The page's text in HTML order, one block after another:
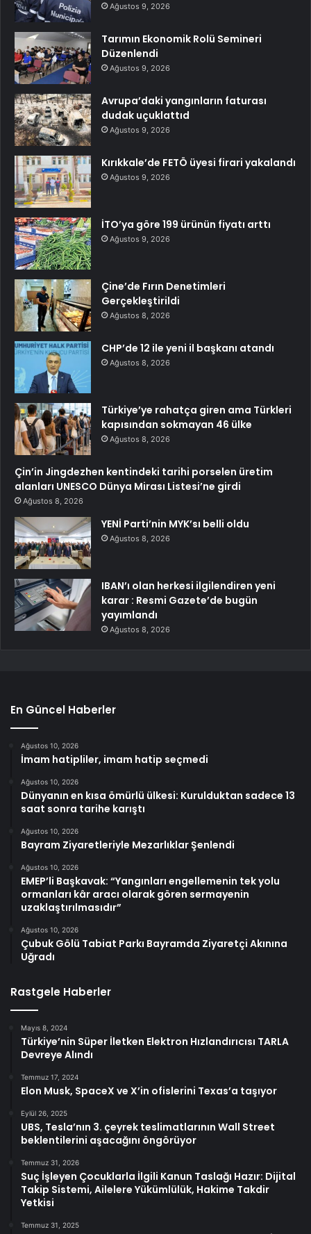
Ağustos 9, 2026
Tarımın Ekonomik Rolü Semineri
Düzenlendi
Ağustos 9, 2026
Avrupa’daki yangınların faturası
dudak uçuklattıd
Ağustos 9, 2026
Kırıkkale’de FETÖ üyesi firari yakalandı
Ağustos 9, 2026
İTO’ya göre 199 ürünün fiyatı arttı
Ağustos 9, 2026
Çine’de Fırın Denetimleri
Gerçekleştirildi
Ağustos 8, 2026
CHP’de 12 ile yeni il başkanı atandı
Ağustos 8, 2026
Türkiye’ye rahatça giren ama Türkleri
kapısından sokmayan 46 ülke
Ağustos 8, 2026
Çin’in Jingdezhen kentindeki tarihi porselen üretim
alanları UNESCO Dünya Mirası Listesi’ne girdi
Ağustos 8, 2026
YENİ Parti’nin MYK’sı belli oldu
Ağustos 8, 2026
IBAN’ı olan herkesi ilgilendiren yeni
karar : Resmi Gazete’de bugün
yayımlandı
Ağustos 8, 2026
En Güncel Haberler
Ağustos 10, 2026
İmam hatipliler, imam hatip seçmedi
Ağustos 10, 2026
Dünyanın en kısa ömürlü ülkesi: Kurulduktan sadece 13
saat sonra tarihe karıştı
Ağustos 10, 2026
Bayram Ziyaretleriyle Mezarlıklar Şenlendi
Ağustos 10, 2026
EMEP’li Başkavak: “Yangınları engellemenin tek yolu
ormanları kâr aracı olarak gören sermayenin
uzaklaştırılmasıdır”
Ağustos 10, 2026
Çubuk Gölü Tabiat Parkı Bayramda Ziyaretçi Akınına
Uğradı
Rastgele Haberler
Mayıs 8, 2024
Türkiye’nin Süper İletken Elektron Hızlandırıcısı TARLA
Devreye Alındı
Temmuz 17, 2024
Elon Musk, SpaceX ve X’in ofislerini Texas’a taşıyor
Eylül 26, 2025
UBS, Tesla’nın 3. çeyrek teslimatlarının Wall Street
beklentilerini aşacağını öngörüyor
Temmuz 31, 2026
Suç İşleyen Çocuklarla İlgili Kanun Taslağı Hazır: Dijital
Takip Sistemi, Ailelere Yükümlülük, Hakime Takdir
Yetkisi
Temmuz 31, 2025